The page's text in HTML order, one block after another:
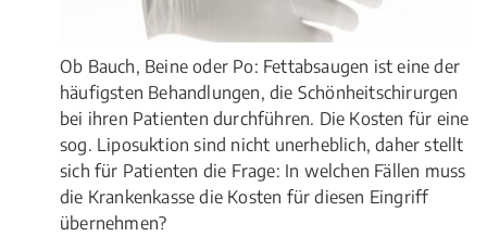
Ob Bauch, Beine oder Po: Fettabsaugen ist eine der
häufigsten Behandlungen, die Schönheitschirurgen
bei ihren Patienten durchführen. Die Kosten für eine
sog. Liposuktion sind nicht unerheblich, daher stellt
sich für Patienten die Frage: In welchen Fällen muss
die Krankenkasse die Kosten für diesen Eingriff
übernehmen?